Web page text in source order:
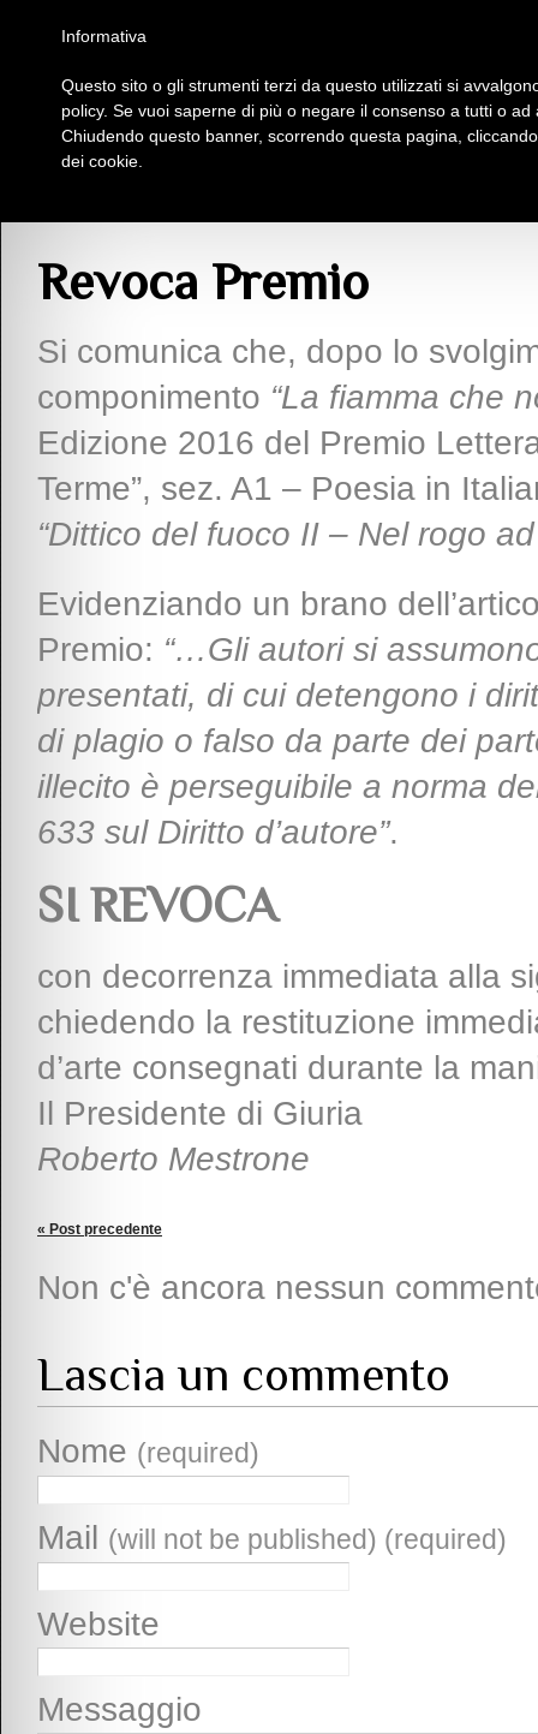
Insieme Per La Cultura
Revoca Premio
Si comunica che, dopo lo
componimento “La fiamma che
Edizione 2016 del Premio
Terme”, sez. A1 – Poesia in
“Dittico del fuoco II – Nel rogo
Evidenziando un brano
Premio: “…Gli autori si
presentati, di cui detengono i
di plagio o falso da parte dei
illecito è perseguibile a norma
633 sul Diritto d’autore”.
SI REVOCA
con decorrenza immediata alla
chiedendo la restituzione
d’arte consegnati durante la
Il Presidente di Giuria
Roberto Mestrone
« Post precedente
Non c'è ancora nessun
Lascia un commento
Nome (required)
Mail (will not be published) (required)
Website
Messaggio
Informativa
Questo sito o gli strumenti terzi da questo utilizzati si
policy. Se vuoi saperne di più o negare il consenso a tutti o
Chiudendo questo banner, scorrendo questa pagina,
dei cookie.